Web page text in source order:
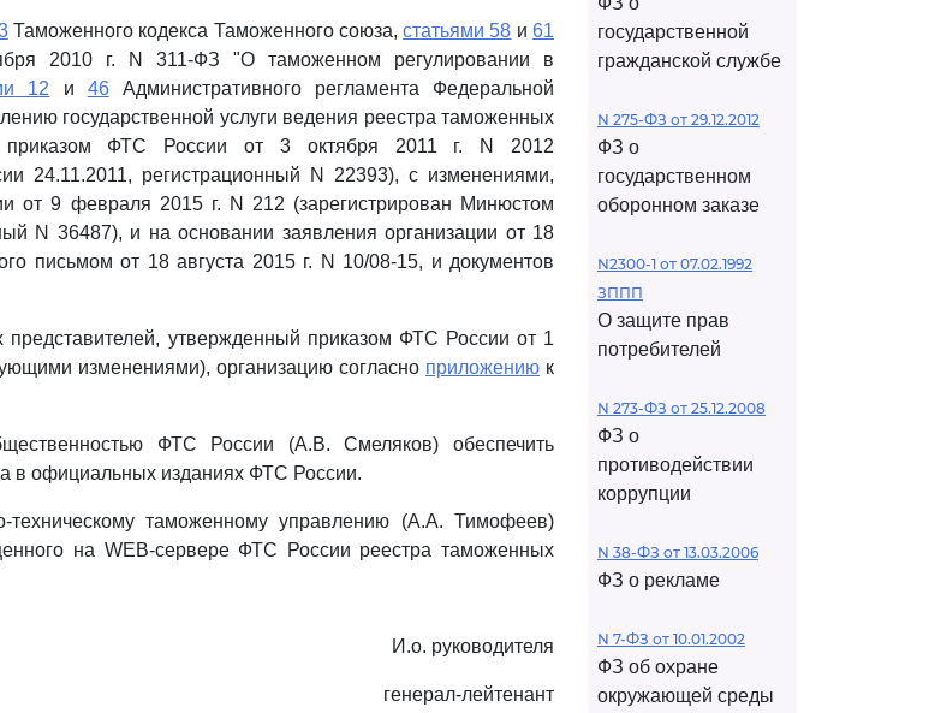
Таможенного кодекса Таможенного союза,статьями 58 и61
2010 г. N 311-ФЗ "О таможенном регулировании в
12 и 46Административного регламента Федеральной
государственной услуги ведения реестра таможенных
приказом ФТС России от 3 октября 2011 г. N 2012
24.11.2011, регистрационный N 22393), с изменениями,
от 9 февраля 2015 г. N 212 (зарегистрирован Минюстом
N 36487), и на основании заявления организации от 18
письмом от 18 августа 2015 г. N 10/08-15, и документов
представителей, утвержденный приказом ФТС России от 1
изменениями), организацию согласно приложению к
ФТС России (А.В. Смеляков) обеспечить
в официальных изданиях ФТС России.
техническому таможенному управлению (А.А. Тимофеев)
на WEB-сервере ФТС России реестра таможенных
И.о. руководителя
генерал-лейтенант
государственной
гражданской службе
N 275-ФЗ от 29.12.2012
ФЗ о
государственном
оборонном заказе
N2300-1 от 07.02.1992
ЗППП
О защите прав
потребителей
N 273-ФЗ от 25.12.2008
ФЗ о
противодействии
коррупции
N 38-ФЗ от 13.03.2006
ФЗ о рекламе
N 7-ФЗ от 10.01.2002
ФЗ об охране
окружающей среды